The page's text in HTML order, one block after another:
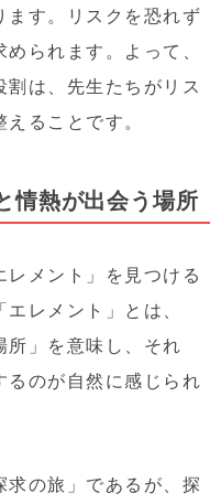
ます。リスクを恐れず
られます。よって、
は、先生たちがリス
ることです。
情熱が出会う場所
メント」を見つける
レメント」とは、
所」を意味し、それ
のが自然に感じられ
の旅」であるが、探